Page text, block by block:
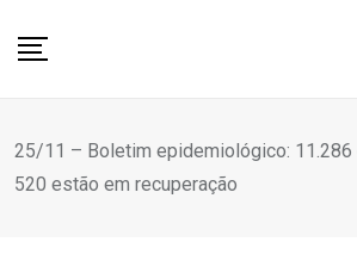
25/11 – Boletim epidemiológico: 11.286
520 estão em recuperação